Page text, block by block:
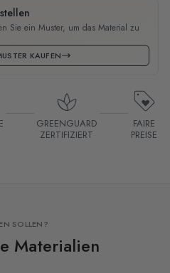
Sie ein Muster, um das Material zu
KAUFEN
GREENGUARD
ZERTIFIZIERT
FAIRE
PREISE
SOLLEN?
Materialien